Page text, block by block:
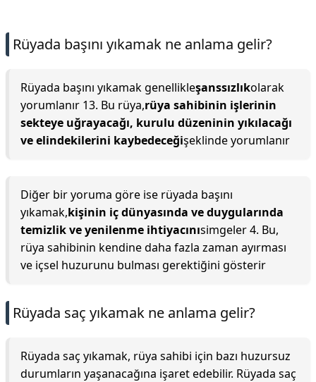
Rüyada başını yıkamak ne anlama gelir?
Rüyada başını yıkamak genellikleşanssızlıkolarak
yorumlanır 13. Bu rüya,rüya sahibinin işlerinin
sekteye uğrayacağı, kurulu düzeninin yıkılacağı
ve elindekilerini kaybedeceğişeklinde yorumlanır
Diğer bir yoruma göre ise rüyada başını
yıkamak,kişinin iç dünyasında ve duygularında
temizlik ve yenilenme ihtiyacınısimgeler 4. Bu,
rüya sahibinin kendine daha fazla zaman ayırması
ve içsel huzurunu bulması gerektiğini gösterir
Rüyada saç yıkamak ne anlama gelir?
Rüyada saç yıkamak, rüya sahibi için bazı huzursuz
durumların yaşanacağına işaret edebilir. Rüyada saç